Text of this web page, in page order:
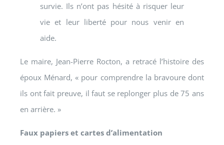
survie. Ils n’ont pas hésité à risquer leur
vie et leur liberté pour nous venir en
aide.
Le maire, Jean-Pierre Rocton, a retracé l’histoire des
époux Ménard, « pour comprendre la bravoure dont
ils ont fait preuve, il faut se replonger plus de 75 ans
en arrière. »
Faux papiers et cartes d’alimentation